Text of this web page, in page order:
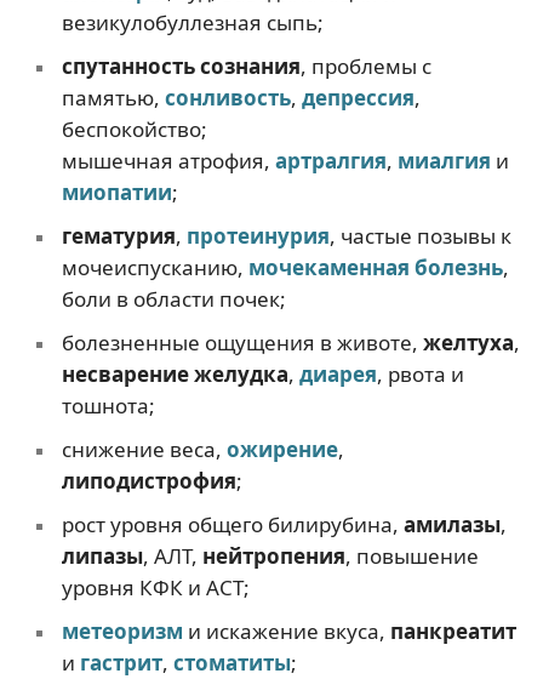
везикулобуллезная сыпь;
спутанность сознания, проблемы с
памятью, сонливость, депрессия,
беспокойство;
мышечная атрофия, артралгия, миалгия и
миопатии;
гематурия, протеинурия, частые позывы к
мочеиспусканию, мочекаменная болезнь,
боли в области почек;
болезненные ощущения в животе, желтуха,
несварение желудка, диарея, рвота и
тошнота;
снижение веса, ожирение,
липодистрофия;
рост уровня общего билирубина, амилазы,
липазы, АЛТ, нейтропения, повышение
уровня КФК и АСТ;
метеоризм и искажение вкуса, панкреатит
и гастрит, стоматиты;